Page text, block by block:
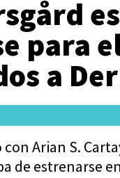
para
a
Arian S.
de estrenarse